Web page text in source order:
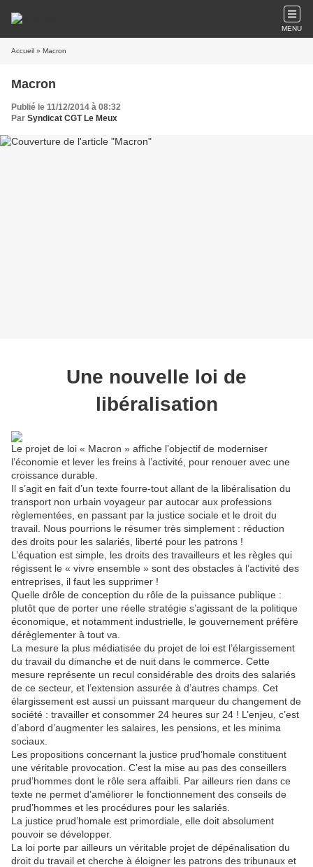
MENU
Accueil » Macron
Macron
Publié le 11/12/2014 à 08:32
Par Syndicat CGT Le Meux
Une nouvelle loi de
libéralisation
Le projet de loi « Macron » affiche l’objectif de moderniser
l’économie et lever les freins à l’activité, pour renouer avec une
croissance durable.
Il s’agit en fait d’un texte fourre-tout allant de la libéralisation du
transport non urbain voyageur par autocar aux professions
règlementées, en passant par la justice sociale et le droit du
travail. Nous pourrions le résumer très simplement : réduction
des droits pour les salariés, liberté pour les patrons !
L’équation est simple, les droits des travailleurs et les règles qui
régissent le « vivre ensemble » sont des obstacles à l’activité des
entreprises, il faut les supprimer !
Quelle drôle de conception du rôle de la puissance publique :
plutôt que de porter une réelle stratégie s’agissant de la politique
économique, et notamment industrielle, le gouvernement préfère
dérèglementer à tout va.
La mesure la plus médiatisée du projet de loi est l’élargissement
du travail du dimanche et de nuit dans le commerce. Cette
mesure représente un recul considérable des droits des salariés
de ce secteur, et l’extension assurée à d’autres champs. Cet
élargissement est aussi un puissant marqueur du changement de
société : travailler et consommer 24 heures sur 24 ! L’enjeu, c’est
d’abord d’augmenter les salaires, les pensions, et les minima
sociaux.
Les propositions concernant la justice prud’homale constituent
une véritable provocation. C’est la mise au pas des conseillers
prud’hommes dont le rôle sera affaibli. Par ailleurs rien dans ce
texte ne permet d’améliorer le fonctionnement des conseils de
prud’hommes et les procédures pour les salariés.
La justice prud’homale est primordiale, elle doit absolument
pouvoir se développer.
La loi porte par ailleurs un véritable projet de dépénalisation du
droit du travail et cherche à éloigner les patrons des tribunaux et